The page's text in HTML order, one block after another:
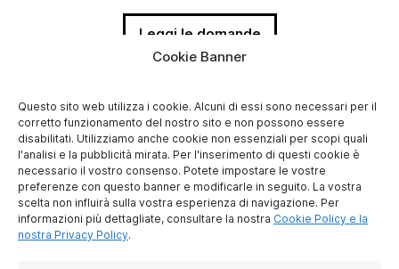
Cookie Banner
Questo sito web utilizza i cookie. Alcuni di essi sono necessari per il
corretto funzionamento del nostro sito e non possono essere
disabilitati. Utilizziamo anche cookie non essenziali per scopi quali
l'analisi e la pubblicità mirata. Per l'inserimento di questi cookie è
necessario il vostro consenso. Potete impostare le vostre
preferenze con questo banner e modificarle in seguito. La vostra
scelta non influirà sulla vostra esperienza di navigazione. Per
informazioni più dettagliate, consultare la nostra Cookie Policy e la
nostra Privacy Policy.
Leggi le domande